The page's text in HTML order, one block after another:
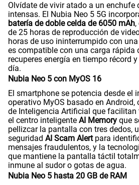
Olvídate de vivir atado a un enchufe
intensas. El Nubia Neo 5 5G
batería de doble celda de 6050 mAh
de 25 horas de reproducción de
horas de uso ininterrumpido con
es compatible con una carga rápida
recuperes energía en tiempo récord
día.
Nubia Neo 5 con MyOS 16
El smartphone se potencia desde el
operativo MyOS basado en
de Inteligencia Artificial que facilitan
el centro inteligente AI Memory que
pellizcar la pantalla con tres dedos,
seguridad AI Scam Alertpara
mensajes fraudulentos, y la
que mantiene la pantalla táctil
inmune al sudor o gotas de agua.
Nubia Neo 5 hasta 20 GB de RAM